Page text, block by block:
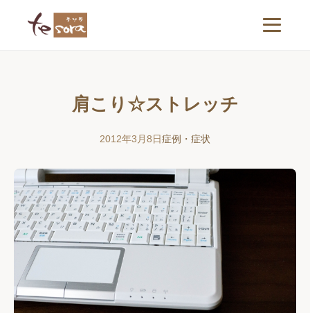
肩こり☆ストレッチ
2012年3月8日症例・症状